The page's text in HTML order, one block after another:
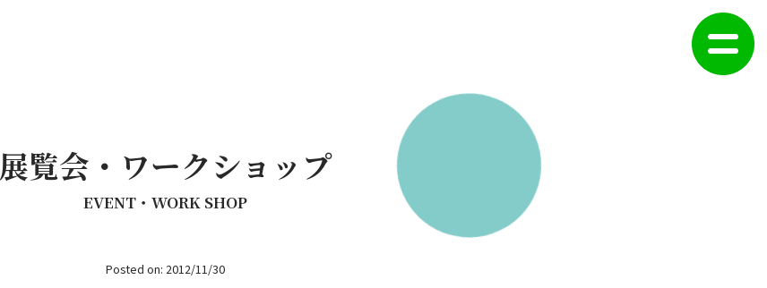
展覧会・ワークショップ
EVENT・WORK SHOP
Posted on: 2012/11/30